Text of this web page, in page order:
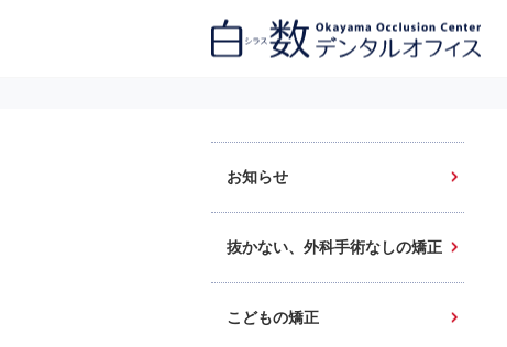
お知らせ
抜かない、外科手術なしの矯正
こどもの矯正